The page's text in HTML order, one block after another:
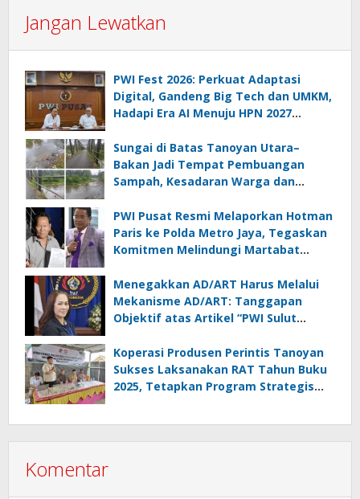
Jangan Lewatkan
PWI Fest 2026: Perkuat Adaptasi
Digital, Gandeng Big Tech dan UMKM,
Hadapi Era AI Menuju HPN 2027
Sungai di Batas Tanoyan Utara–
Bakan Jadi Tempat Pembuangan
Sampah, Kesadaran Warga dan
PWI Pusat Resmi Melaporkan Hotman
Paris ke Polda Metro Jaya, Tegaskan
Komitmen Melindungi Martabat
Menegakkan AD/ART Harus Melalui
Mekanisme AD/ART: Tanggapan
Objektif atas Artikel “PWI Sulut
Melanggar Aturan”
Koperasi Produsen Perintis Tanoyan
Sukses Laksanakan RAT Tahun Buku
2025, Tetapkan Program Strategis
Komentar